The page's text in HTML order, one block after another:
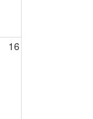
16